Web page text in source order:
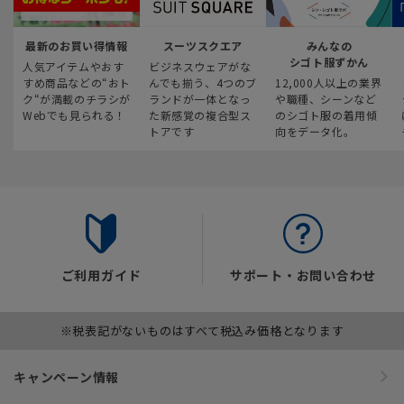
最新のお買い得情報
人気アイテムやおす
すめ商品などの“おト
ク“が満載のチラシが
Webでも見られる！
スーツスクエア
ビジネスウェアがな
んでも揃う、4つのブ
ランドが一体となっ
た新感覚の複合型ス
トアです
みんなの
シゴト服ずかん
12,000人以上の業界
や職種、シーンなど
のシゴト服の着用傾
向をデータ化。
ご利用ガイド サポート・お問い合わせ
※税表記がないものはすべて税込み価格となります
キャンペーン情報